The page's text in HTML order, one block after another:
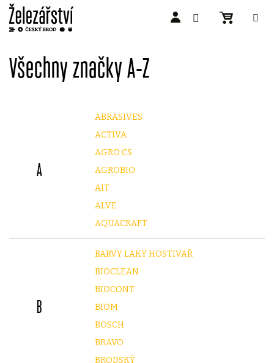
obsah
Všechny značky A-Z
A
ABRASIVES
ACTIVA
AGRO CS
AGROBIO
AIT
ALVE
AQUACRAFT
B
BARVY LAKY HOSTIVAŘ
BIOCLEAN
BIOCONT
BIOM
BOSCH
BRAVO
BRODSKÝ